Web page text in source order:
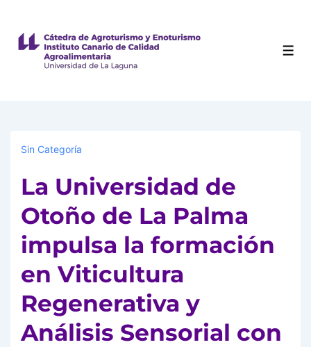
Sin Categoría
La Universidad de
Otoño de La Palma
impulsa la formación
en Viticultura
Regenerativa y
Análisis Sensorial con